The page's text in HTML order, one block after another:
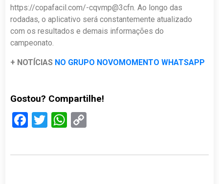
https://copafacil.com/-cqvmp@3cfn. Ao longo das
rodadas, o aplicativo será constantemente atualizado
com os resultados e demais informações do
campeonato.
+ NOTÍCIAS NO GRUPO NOVOMOMENTO WHATSAPP
Gostou? Compartilhe!
Facebook
TwitterWhatsApp